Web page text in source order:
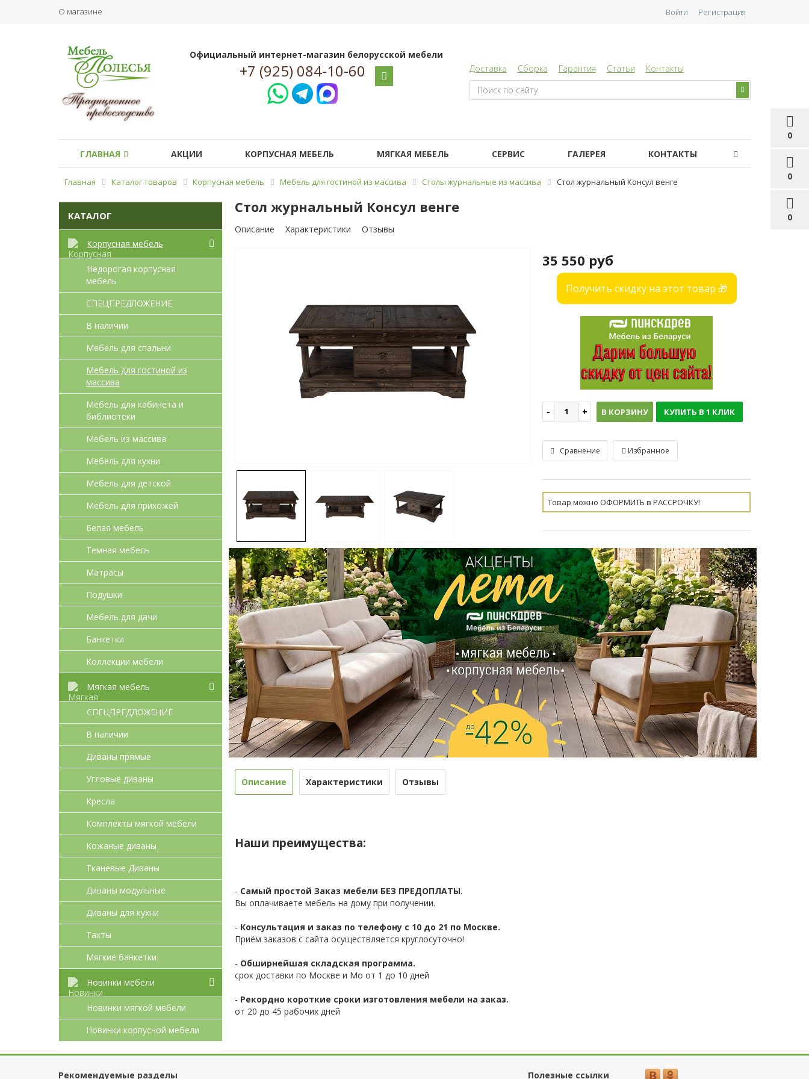
О магазине
0
0
0
Войти Регистрация
Официальный интернет-магазин белорусской мебели
+7 (925) 084-10-60 Доставка Сборка Гарантия Статьи Контакты
ГЛАВНАЯ АКЦИИ КОРПУСНАЯ МЕБЕЛЬ МЯГКАЯ МЕБЕЛЬ СЕРВИС ГАЛЕРЕЯ КОНТАКТЫ
Главная Каталог товаров Корпусная мебель Мебель для гостиной из массива Столы журнальные из массива Стол журнальный Консул венге
КАТАЛОГ
Корпусная мебель
Недорогая корпусная
мебель
СПЕЦПРЕДЛОЖЕНИЕ
В наличии
Мебель для спальни
Мебель для гостиной из
массива
Мебель для кабинета и
библиотеки
Мебель из массива
Мебель для кухни
Мебель для детcкой
Мебель для прихожей
Белая мебель
Темная мебель
Матрасы
Подушки
Мебель для дачи
Банкетки
Коллекции мебели
Мягкая мебель
СПЕЦПРЕДЛОЖЕНИЕ
В наличии
Диваны прямые
Угловые диваны
Кресла
Комплекты мягкой мебели
Кожаные диваны
Тканевые Диваны
Диваны модульные
Диваны для кухни
Тахты
Мягкие банкетки
Новинки мебели
Новинки мягкой мебели
Новинки корпусной мебели
Стол журнальный Консул венге
Описание Характеристики Отзывы
35 550 руб
Получить скидку на этот товар 🎁
В КОРЗИНУ КУПИТЬ В 1 КЛИК
Сравнение Избранное
Товар можно ОФОРМИТЬ в РАССРОЧКУ!
Описание Характеристики Отзывы
Наши преимущества:
- Самый простой Заказ мебели БЕЗ ПРЕДОПЛАТЫ.
Вы оплачиваете мебель на дому при получении.
- Консультация и заказ по телефону с 10 до 21 по Москве.
Приём заказов с сайта осуществляется круглосуточно!
- Обширнейшая складская программа.
срок доставки по Москве и Мо от 1 до 10 дней
- Рекордно короткие сроки изготовления мебели на заказ.
от 20 до 45 рабочих дней
Рекомендуемые разделы Полезные ссылки